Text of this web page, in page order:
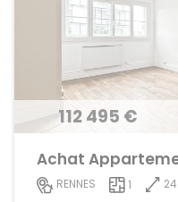
112 495 €
RENNES 1